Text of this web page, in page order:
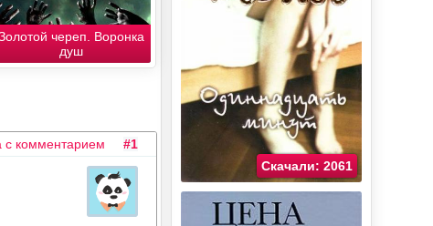
череп. Воронка
душ
#1
с комментарием
Скачали: 2061